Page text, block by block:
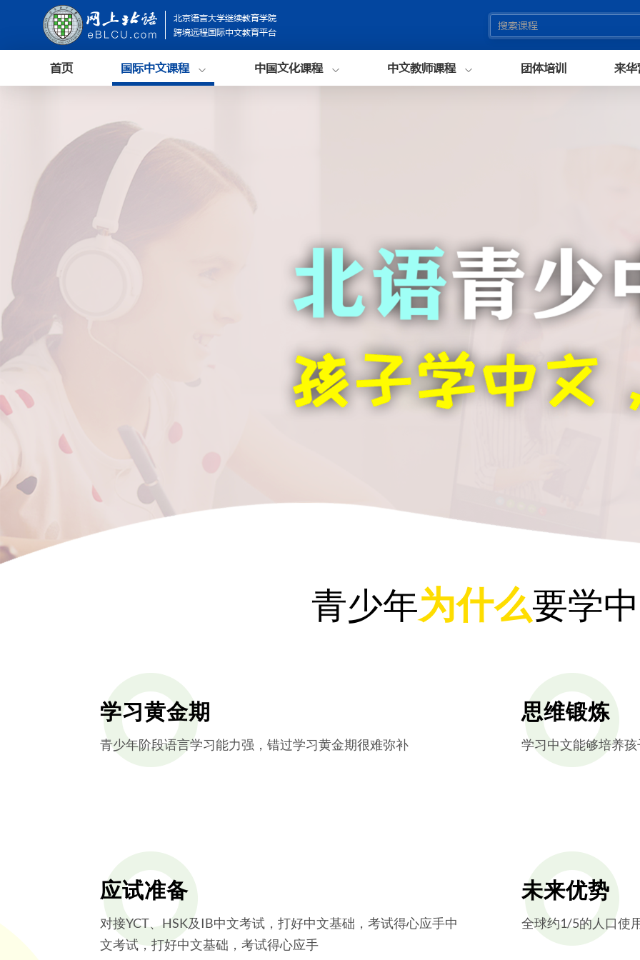
北京语言大学继续教育学院
跨境远程国际中文教育平台
首页 国际中文课程 中国文化课程 中文教师课程 团体培训 来华
青少年为什么要学
学习黄金期
青少年阶段语言学习能力强，错过学习黄金期很难弥补
思维锻炼
学习中文能够培养
应试准备
对接YCT、HSK及IB中文考试，打好中文基础，考试得心应手中
文考试，打好中文基础，考试得心应手
未来优势
全球约1/5的人口使